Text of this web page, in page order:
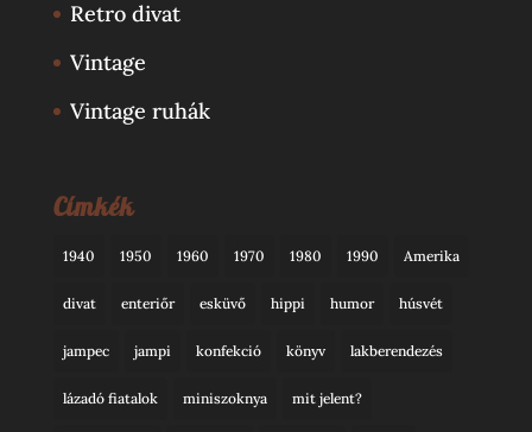
Retro divat
Vintage
Vintage ruhák
Címkék
1940 1950 1960 1970 1980 1990 Amerika
divat enteriőr esküvő hippi humor húsvét
jampec jampi konfekció könyv lakberendezés
lázadó fiatalok miniszoknya mit jelent?